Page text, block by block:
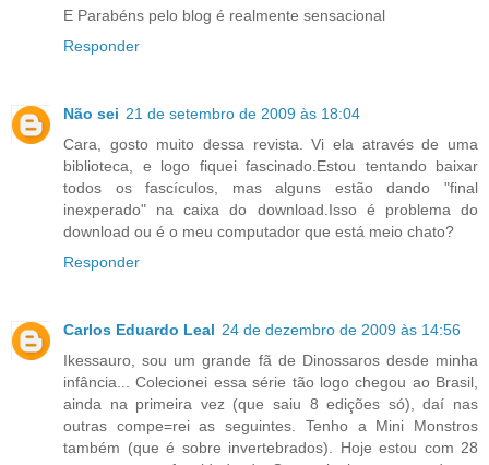
E Parabéns pelo blog é realmente sensacional
Responder
Não sei 21 de setembro de 2009 às 18:04
Cara, gosto muito dessa revista. Vi ela através de uma
biblioteca, e logo fiquei fascinado.Estou tentando baixar
todos os fascículos, mas alguns estão dando "final
inexperado" na caixa do download.Isso é problema do
download ou é o meu computador que está meio chato?
Responder
Carlos Eduardo Leal 24 de dezembro de 2009 às 14:56
Ikessauro, sou um grande fã de Dinossaros desde minha
infância... Colecionei essa série tão logo chegou ao Brasil,
ainda na primeira vez (que saiu 8 edições só), daí nas
outras compe=rei as seguintes. Tenho a Mini Monstros
também (que é sobre invertebrados). Hoje estou com 28